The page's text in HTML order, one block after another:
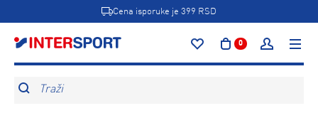
Cena isporuke je 399 RSD
0
Traži